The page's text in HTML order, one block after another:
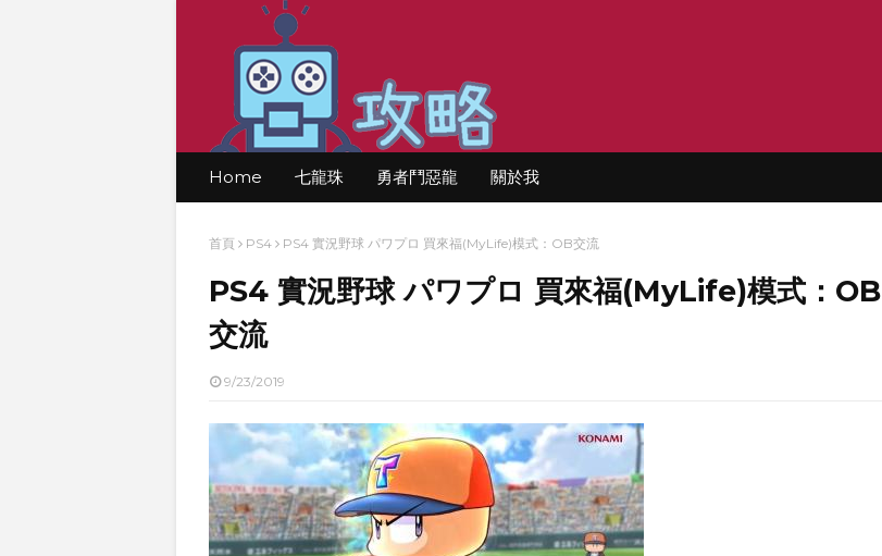
Home 七龍珠 勇者鬥惡龍 關於我
首頁 PS4 PS4 實況野球 パワプロ 買來福(MyLife)模式：OB交流
PS4 實況野球 パワプロ 買來福(MyLife)模式：OB
交流
9/23/2019